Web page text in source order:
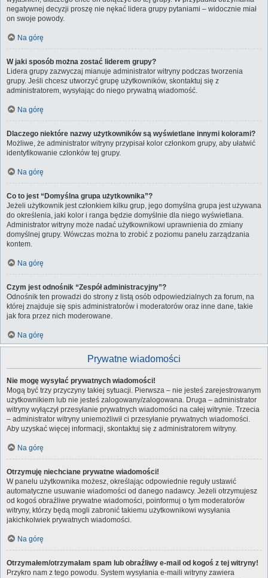
negatywnej decyzji proszę nie nękać lidera grupy pytaniami – widocznie miał
on swoje powody.
Na górę
W jaki sposób można zostać liderem grupy?
Lidera grupy zazwyczaj mianuje administrator witryny podczas tworzenia
grupy. Jeśli chcesz utworzyć grupę użytkowników, skontaktuj się z
administratorem, wysyłając do niego prywatną wiadomość.
Na górę
Dlaczego niektóre nazwy użytkowników są wyświetlane innymi kolorami?
Możliwe, że administrator witryny przypisał kolor członkom grupy, aby ułatwić
identyfikowanie członków tej grupy.
Na górę
Co to jest “Domyślna grupa użytkownika”?
Jeżeli użytkownik jest członkiem kilku grup, jego domyślna grupa jest używana
do określenia, jaki kolor i ranga będzie domyślnie dla niego wyświetlana.
Administrator witryny może nadać użytkownikowi uprawnienia do zmiany
domyślnej grupy. Wówczas można to zrobić z poziomu panelu zarządzania
kontem.
Na górę
Czym jest odnośnik “Zespół administracyjny”?
Odnośnik ten prowadzi do strony z listą osób odpowiedzialnych za forum, na
której znajduje się spis administratorów i moderatorów oraz inne dane, takie
jak fora przez nich moderowane.
Na górę
Prywatne wiadomości
Nie mogę wysyłać prywatnych wiadomości!
Mogą być trzy przyczyny takiej sytuacji. Pierwsza – nie jesteś zarejestrowanym
użytkownikiem lub nie jesteś zalogowany/zalogowana. Druga – administrator
witryny wyłączył przesyłanie prywatnych wiadomości na całej witrynie. Trzecia
– administrator witryny uniemożliwił ci przesyłanie prywatnych wiadomości.
Aby uzyskać więcej informacji, skontaktuj się z administratorem witryny.
Na górę
Otrzymuję niechciane prywatne wiadomości!
W panelu użytkownika możesz, określając odpowiednie reguły ustawić
automatyczne usuwanie wiadomości od danego nadawcy. Jeżeli otrzymujesz
od kogoś obraźliwe prywatne wiadomości, poinformuj o tym moderatorów
witryny, którzy będą mogli zabronić takiemu użytkownikowi wysyłania
jakichkolwiek prywatnych wiadomości.
Na górę
Otrzymałem/otrzymałam spam lub obraźliwy e-mail od kogoś z tej witryny!
Przykro nam z tego powodu. System wysyłania e-maili witryny zawiera